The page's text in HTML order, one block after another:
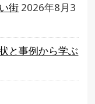
街 2026年8月3
と事例から学ぶ